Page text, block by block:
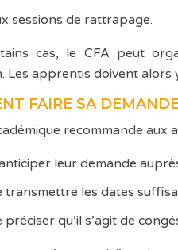
sessions de rattrapage.
cas, le CFA peut
Les apprentis doivent alors
FAIRE SA
recommande aux
leur demande
transmettre les dates
préciser qu’il s’agit de